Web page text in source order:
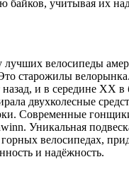
байков, учитывая их
лучших велосипеды
старожилы
назад, и в середине XX в
двухколесные
Современные
Уникальная
велосипедах,
и надёжность.